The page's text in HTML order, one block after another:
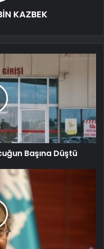
KAZBEK
Başına Düştü